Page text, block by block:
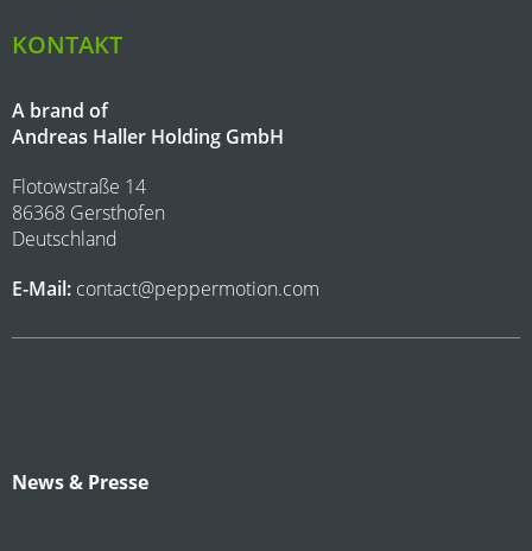
KONTAKT
A brand of
Andreas Haller Holding GmbH
Flotowstraße 14
86368 Gersthofen
Deutschland
E-Mail: contact@peppermotion.com
News & Presse